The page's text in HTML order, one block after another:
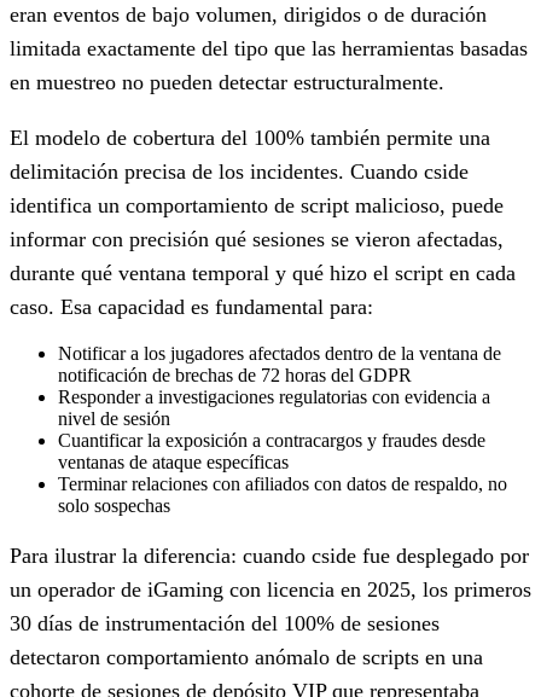
eran eventos de bajo volumen, dirigidos o de duración
limitada exactamente del tipo que las herramientas basadas
en muestreo no pueden detectar estructuralmente.
El modelo de cobertura del 100% también permite una
delimitación precisa de los incidentes. Cuando cside
identifica un comportamiento de script malicioso, puede
informar con precisión qué sesiones se vieron afectadas,
durante qué ventana temporal y qué hizo el script en cada
caso. Esa capacidad es fundamental para:
Notificar a los jugadores afectados dentro de la ventana de
notificación de brechas de 72 horas del GDPR
Responder a investigaciones regulatorias con evidencia a
nivel de sesión
Cuantificar la exposición a contracargos y fraudes desde
ventanas de ataque específicas
Terminar relaciones con afiliados con datos de respaldo, no
solo sospechas
Para ilustrar la diferencia: cuando cside fue desplegado por
un operador de iGaming con licencia en 2025, los primeros
30 días de instrumentación del 100% de sesiones
detectaron comportamiento anómalo de scripts en una
cohorte de sesiones de depósito VIP que representaba